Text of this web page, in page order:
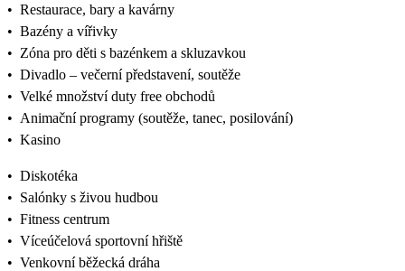
• Restaurace, bary a kavárny
• Bazény a vířivky
• Zóna pro děti s bazénkem a skluzavkou
• Divadlo – večerní představení, soutěže
• Velké množství duty free obchodů
• Animační programy (soutěže, tanec, posilování)
• Kasino
• Diskotéka
• Salónky s živou hudbou
• Fitness centrum
• Víceúčelová sportovní hřiště
• Venkovní běžecká dráha